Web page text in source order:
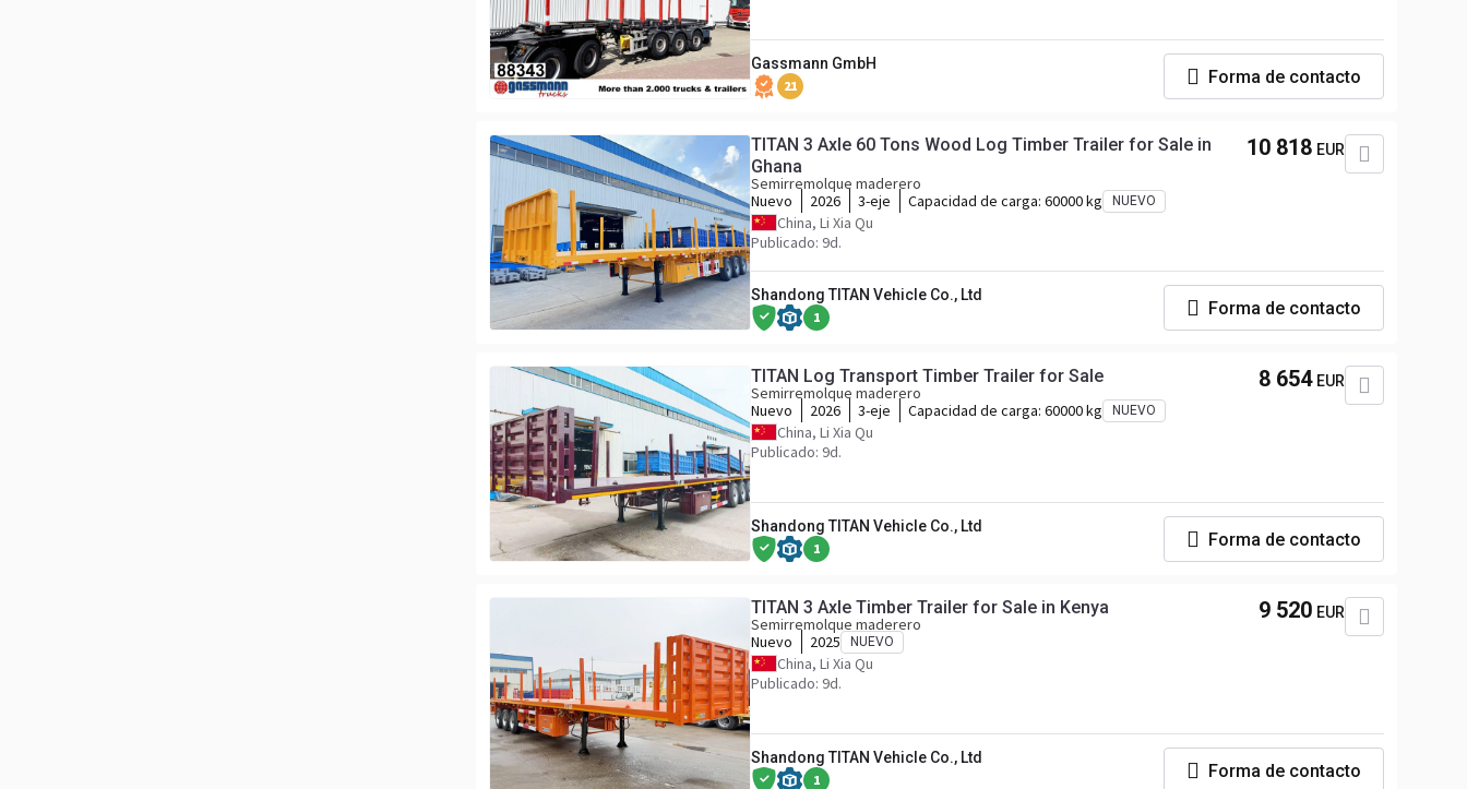
Gassmann GmbH
21 Forma de contacto
TITAN 3 Axle 60 Tons Wood Log Timber Trailer for Sale in
Ghana
Semirremolque maderero
Nuevo
2026 3-eje Capacidad de carga: 60000 kg NUEVO
China, Li Xia Qu
Publicado: 9d.
10 818 EUR
Shandong TITAN Vehicle Co., Ltd
1 Forma de contacto
TITAN Log Transport Timber Trailer for Sale
Semirremolque maderero
Nuevo
2026 3-eje Capacidad de carga: 60000 kg NUEVO
China, Li Xia Qu
Publicado: 9d.
8 654 EUR
Shandong TITAN Vehicle Co., Ltd
1 Forma de contacto
TITAN 3 Axle Timber Trailer for Sale in Kenya
Semirremolque maderero
Nuevo
2025 NUEVO
China, Li Xia Qu
Publicado: 9d.
9 520 EUR
Shandong TITAN Vehicle Co., Ltd
1 Forma de contacto